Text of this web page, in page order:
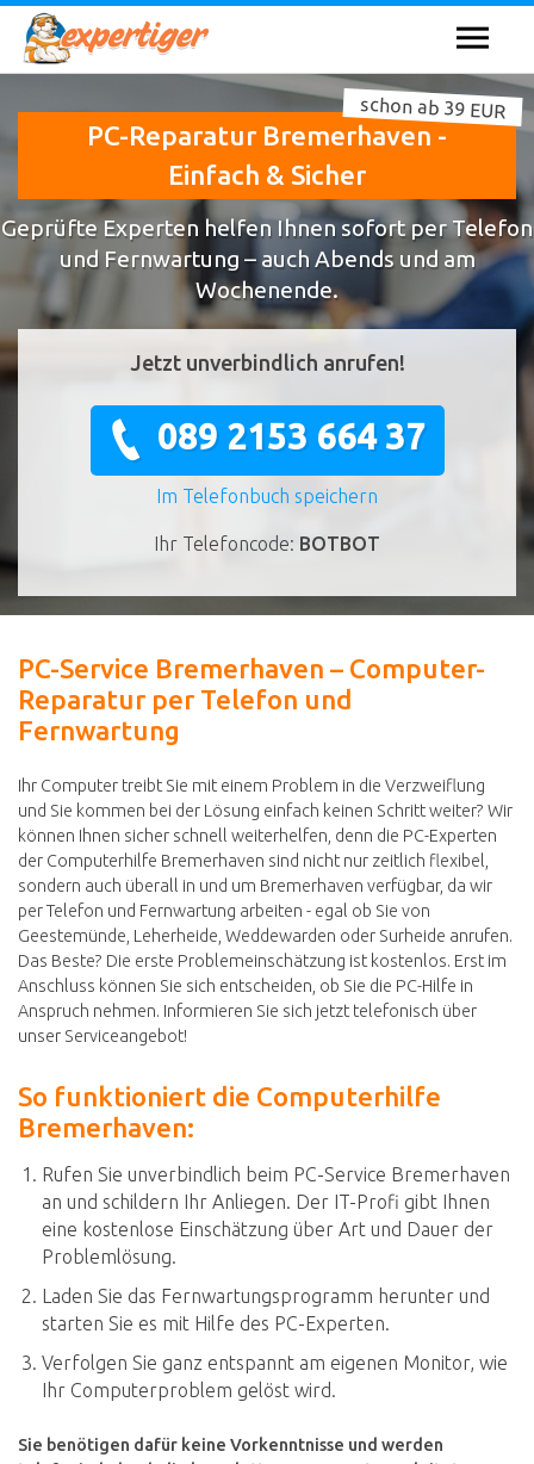
PC-Reparatur Bremerhaven -
Einfach & Sicher
schon ab 39 EUR
Geprüfte Experten helfen Ihnen sofort per Telefon
und Fernwartung – auch Abends und am
Wochenende.
Jetzt unverbindlich anrufen!
089 2153 664 37
Im Telefonbuch speichern
Ihr Telefoncode: BOTBOT
PC-Service Bremerhaven – Computer-
Reparatur per Telefon und
Fernwartung
Ihr Computer treibt Sie mit einem Problem in die Verzweiflung
und Sie kommen bei der Lösung einfach keinen Schritt weiter? Wir
können Ihnen sicher schnell weiterhelfen, denn die PC-Experten
der Computerhilfe Bremerhaven sind nicht nur zeitlich flexibel,
sondern auch überall in und um Bremerhaven verfügbar, da wir
per Telefon und Fernwartung arbeiten - egal ob Sie von
Geestemünde, Leherheide, Weddewarden oder Surheide anrufen.
Das Beste? Die erste Problemeinschätzung ist kostenlos. Erst im
Anschluss können Sie sich entscheiden, ob Sie die PC-Hilfe in
Anspruch nehmen. Informieren Sie sich jetzt telefonisch über
unser Serviceangebot!
So funktioniert die Computerhilfe
Bremerhaven:
Rufen Sie unverbindlich beim PC-Service Bremerhaven
an und schildern Ihr Anliegen. Der IT-Profi gibt Ihnen
eine kostenlose Einschätzung über Art und Dauer der
Problemlösung.
Laden Sie das Fernwartungsprogramm herunter und
starten Sie es mit Hilfe des PC-Experten.
Verfolgen Sie ganz entspannt am eigenen Monitor, wie
Ihr Computerproblem gelöst wird.
Sie benötigen dafür keine Vorkenntnisse und werden